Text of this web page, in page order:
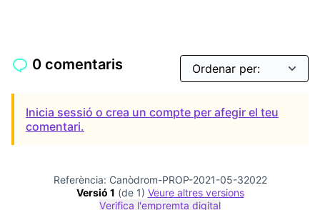
0 comentaris
Inicia sessió o crea un compte per afegir el teu
comentari.
Referència: Canòdrom-PROP-2021-05-32022
Versió 1 (de 1)
veure altres versions
Verifica l'empremta digital